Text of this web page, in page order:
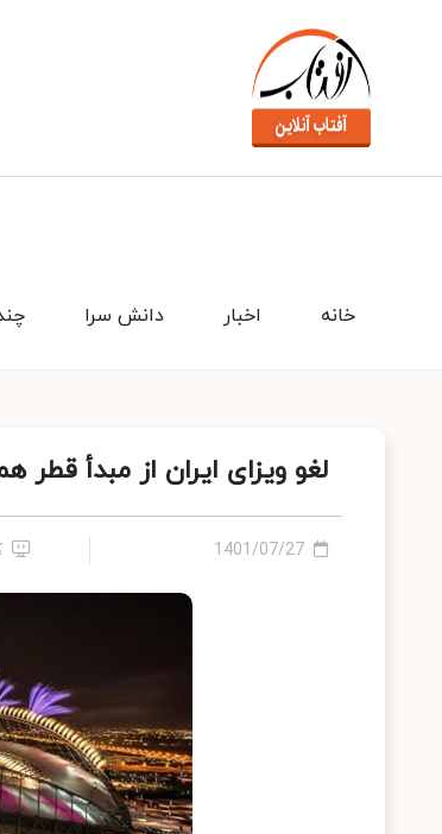
دانش سرا اخبار خانه
لغو ویزای ایران از مبدأ قطر
1401/07/27